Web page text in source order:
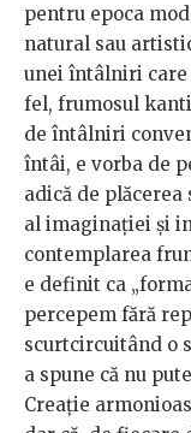
pentru epoca
natural sau
unei întâlniri care
fel, frumosul
de întâlniri
întâi, e vorba de
adică de
al imaginaţiei şi
contemplarea
e definit ca
percepem fără
scurtcircuitând o
a spune că nu
Creaţie